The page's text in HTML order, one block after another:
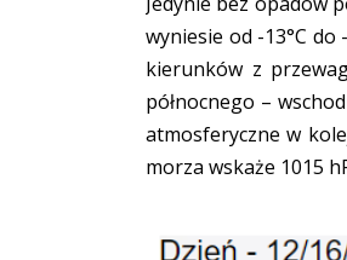
wyniesie od -13°C do
kierunków z
północnego –
atmosferyczne w
morza wskaże 1015